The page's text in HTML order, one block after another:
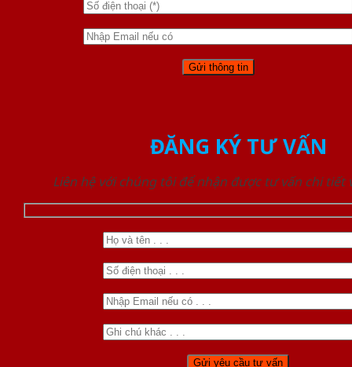
ĐĂNG KÝ TƯ VẤN
Liên hệ với chúng tôi để nhận được tư vấn chi tiết